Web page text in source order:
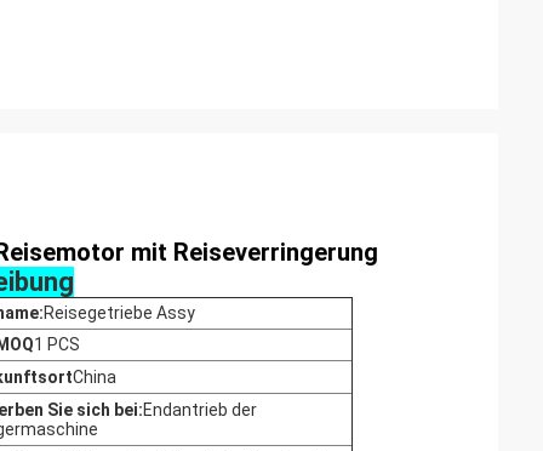
mit Reiseverringerung
Reisegetriebe Assy
1 PCS
China
Sie sich bei:Endantrieb der